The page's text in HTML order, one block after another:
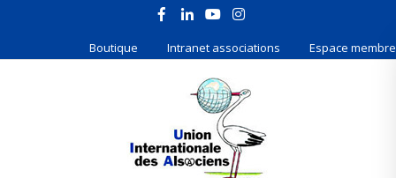
Boutique Intranet associations Espace membre